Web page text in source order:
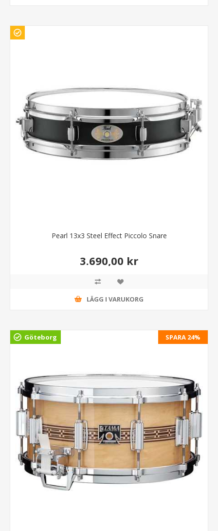
Pearl 13x3 Steel Effect Piccolo Snare
3.690,00 kr
LÄGG I VARUKORG
SPARA 24%
Göteborg